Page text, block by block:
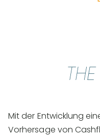
THE
Mit der Entwicklung
Vorhersage von